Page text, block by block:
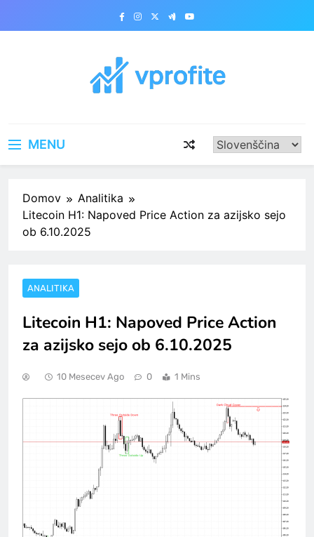
MENU
Domov
Analitika
Litecoin H1: Napoved Price Action za azijsko sejo
ob 6.10.2025
ANALITIKA
Litecoin H1: Napoved Price Action
za azijsko sejo ob 6.10.2025
10 Mesecev Ago 0 1 Mins